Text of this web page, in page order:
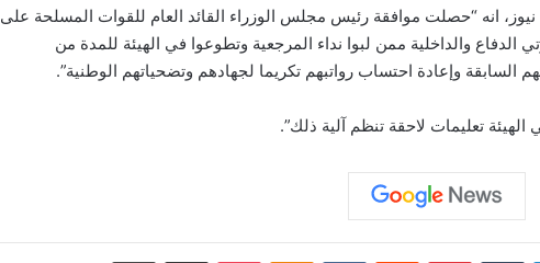
انه “حصلت موافقة رئيس مجلس الوزراء القائد العام للقوات المسلحة على
والداخلية ممن لبوا نداء المرجعية وتطوعوا في الهيئة للمدة من
الهيئة تعليمات لاحقة تنظم آلية ذلك”.